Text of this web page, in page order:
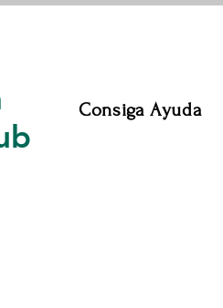
Consiga Ayuda